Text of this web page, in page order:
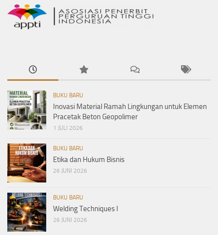
BUKU BARU
Inovasi Material Ramah Lingkungan untuk Elemen
Pracetak Beton Geopolimer
1 JULI 2026
BUKU BARU
Etika dan Hukum Bisnis
26 JUNI 2026
BUKU BARU
Welding Techniques I
26 JUNI 2026